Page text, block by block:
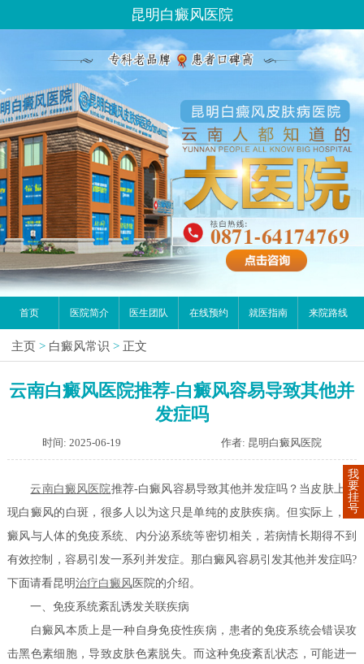
昆明白癜风医院
首页 医院简介 医生团队 在线预约 就医指南 来院路线
主页 > 白癜风常识 > 正文
云南白癜风医院推荐-白癜风容易导致其他并
发症吗
时间: 2025-06-19 作者: 昆明白癜风医院
云南白癜风医院推荐-白癜风容易导致其他并发症吗？当皮肤上出
现白癜风的白斑，很多人以为这只是单纯的皮肤疾病。但实际上，白
癜风与人体的免疫系统、内分泌系统等密切相关，若病情长期得不到
有效控制，容易引发一系列并发症。那白癜风容易引发其他并发症吗?
下面请看昆明治疗白癜风 医院的介绍。
一、免疫系统紊乱诱发关联疾病
白癜风本质上是一种自身免疫性疾病，患者的免疫系统会错误攻
击黑色素细胞，导致皮肤色素脱失。而这种免疫紊乱状态，可能进一
我
要
挂
号